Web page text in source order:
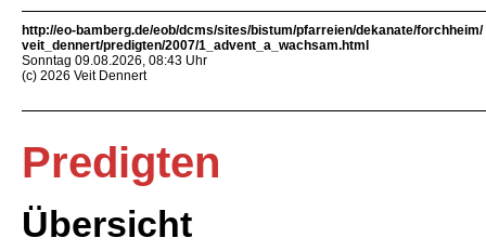
http://eo-bamberg.de/eob/dcms/sites/bistum/pfarreien/dekanate/forchheim/
veit_dennert/predigten/2007/1_advent_a_wachsam.html
Sonntag 09.08.2026, 08:43 Uhr
(c) 2026 Veit Dennert
Predigten
Übersicht